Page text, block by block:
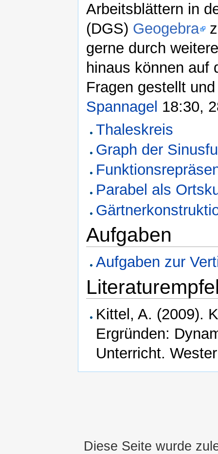
Arbeitsblättern in
(DGS) Geogebra
gerne durch
hinaus können auf
Fragen gestellt
Spannagel 18:30,
Thaleskreis
Graph der
Parabel als
Aufgaben
Aufgaben zur
Kittel, A. (2009).
Ergründen:
Unterricht.
Diese Seite wurde